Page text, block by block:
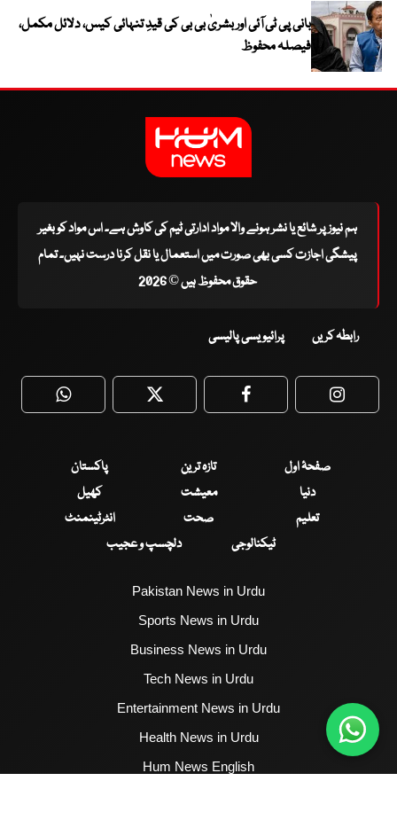
بانی پی ٹی آئی اور بشریٰ بی بی کی قیدِ تنہائی کیس، دلائل مکمل،
فیصلہ محفوظ
ہم نیوز پر شائع یا نشر ہونے والا مواد ادارتی ٹیم کی کاوش ہے۔ اس مواد کو بغیر
پیشگی اجازت کسی بھی صورت میں استعمال یا نقل کرنا درست نہیں۔ تمام
حقوق محفوظ ہیں © 2026
رابطہ کریں پرائیویسی پالیسی
WhatsApp Twitter Facebook
صفحۂ اول تازہ ترین
پاکستان
دنیا
معیشت
کھیل
تعلیم
صحت
انٹرٹینمنٹ
ٹیکنالوجی
دلچسپ و عجیب
Pakistan News in Urdu
Sports News in Urdu
Business News in Urdu
Tech News in Urdu
Entertainment News in Urdu
Health News in Urdu
Hum News English